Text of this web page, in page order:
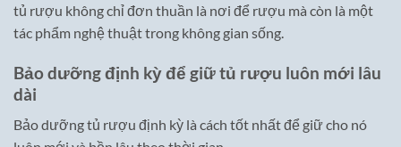
tủ rượu không chỉ đơn thuần là nơi để rượu mà còn là một
tác phẩm nghệ thuật trong không gian sống.
Bảo dưỡng định kỳ để giữ tủ rượu luôn mới lâu
dài
Bảo dưỡng tủ rượu định kỳ là cách tốt nhất để giữ cho nó